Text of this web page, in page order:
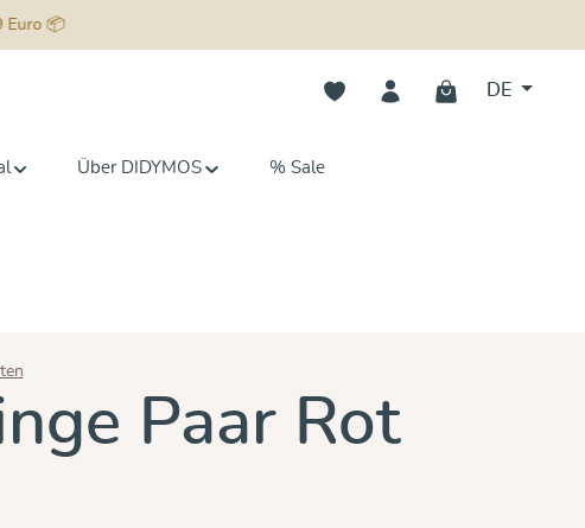
Euro 📦
Du hast 0 Produkte auf dem
DE
Über DIDYMOS % Sale
von 0 von 5 SternenPaar Rot